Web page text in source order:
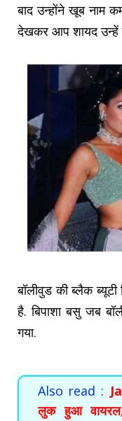
बाद उन्होंने खूब नाम
देखकर आप शायद उन्हें
बॉलीवुड की ब्लैक ब्यूटी
है. बिपाशा बसु जब
गया.
Also read :
लुक हुआ